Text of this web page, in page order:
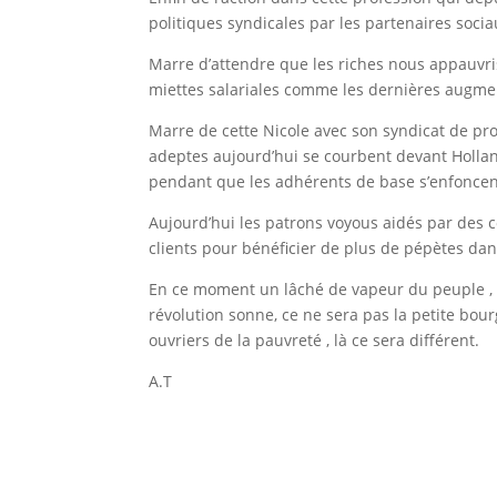
politiques syndicales par les partenaires
Marre d’attendre que les riches nous
miettes salariales comme les dernières
Marre de cette Nicole avec son syndicat de
adeptes aujourd’hui se courbent devant
pendant que les adhérents de base
Aujourd’hui les patrons voyous aidés par
clients pour bénéficier de plus de pépètes
En ce moment un lâché de vapeur du peuple
révolution sonne, ce ne sera pas la petite
ouvriers de la pauvreté , là ce sera différent.
A.T